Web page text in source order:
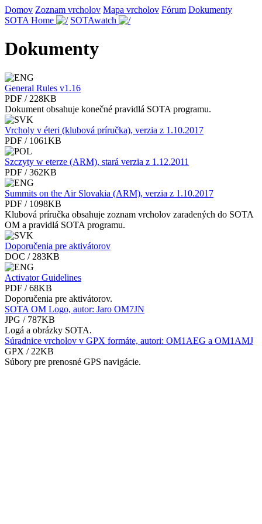
Domov Zoznam vrcholov Mapa vrcholov Fórum Dokumenty
SOTA Home
SOTAwatch
Dokumenty
General Rules v1.16
PDF / 228KB
Dokument obsahuje konečné pravidlá SOTA programu.
Vrcholy v éteri (klubová príručka), verzia z 1.10.2017
PDF / 1061KB
Szczyty w eterze (ARM), stará verzia z 1.12.2011
PDF / 362KB
Summits on the Air Slovakia (ARM), verzia z 1.10.2017
PDF / 1098KB
Klubová príručka obsahuje zoznam vrcholov zaradených do SOTA
OM a pravidlá SOTA programu.
Doporučenia pre aktivátorov
DOC / 283KB
Activator Guidelines
PDF / 68KB
Doporučenia pre aktivátorov.
SOTA OM Logo, autor: Jaro OM7JN
JPG / 787KB
Logá a obrázky SOTA.
Súradnice vrcholov v GPX formáte, autori: OM1AEG a OM1AMJ
GPX / 22KB
Súbory pre prenosné GPS navigácie.